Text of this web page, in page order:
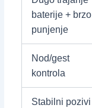
baterije + brzo
punjenje
Nod/gest
kontrola
Stabilni pozivi